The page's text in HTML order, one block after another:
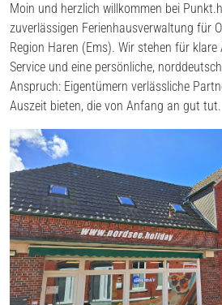
Moin und herzlich willkommen bei
zuverlässigen Ferienhausverwaltung für
Region Haren (Ems). Wir stehen für klare
Service und eine persönliche,
Anspruch: Eigentümern verlässliche
Auszeit bieten, die von Anfang an gut tut.